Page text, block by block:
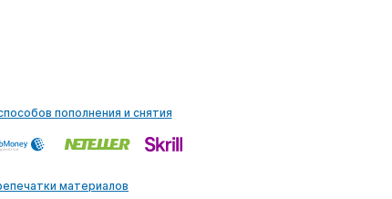
пополнения и снятия
материалов